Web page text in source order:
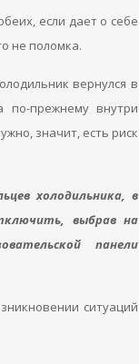
если дает о себе
не поломка.
вернулся в
прежнему внутри
значит, есть риск
холодильника, в
выбрав на
панели
ситуаций